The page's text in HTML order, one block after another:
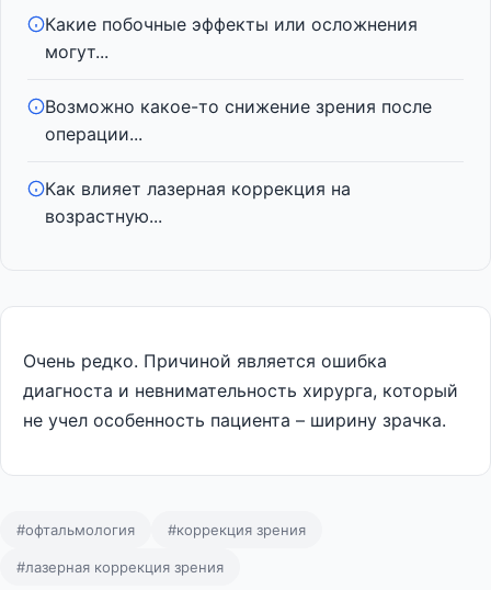
Какие побочные эффекты или осложнения
могут...
Возможно какое-то снижение зрения после
операции...
Как влияет лазерная коррекция на
возрастную...
Очень редко. Причиной является ошибка
диагноста и невнимательность хирурга, который
не учел особенность пациента – ширину зрачка.
#офтальмология #коррекция зрения
#лазерная коррекция зрения